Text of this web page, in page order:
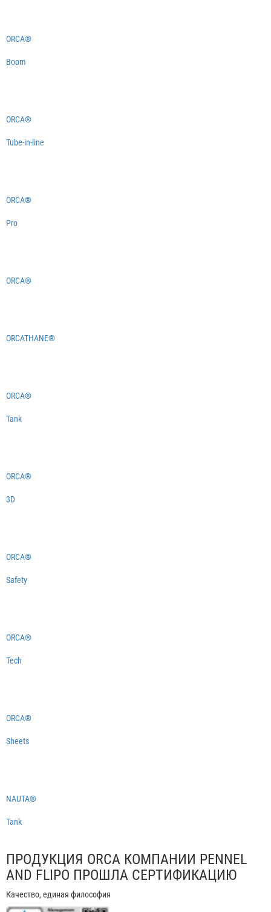
ORCA®
Boom
ORCA®
Tube-in-line
ORCA®
Pro
ORCA®
ORCATHANE®
ORCA®
Tank
ORCA®
3D
ORCA®
Safety
ORCA®
Tech
ORCA®
Sheets
NAUTA®
Tank
ПРОДУКЦИЯ ORCA КОМПАНИИ PENNEL
AND FLIPO ПРОШЛА СЕРТИФИКАЦИЮ
Качество, единая философия